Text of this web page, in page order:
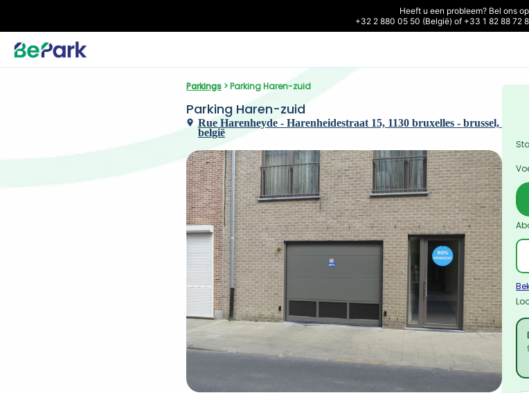
Heeft u een probleem? Bel ons op
+32 2 880 05 50 (België) of +33 1 82 88 72
Parkings > Parking Haren-zuid
Parking Haren-zuid
Rue Harenheyde - Harenheidestraat 15, 1130 bruxelles - brussel,
belgië